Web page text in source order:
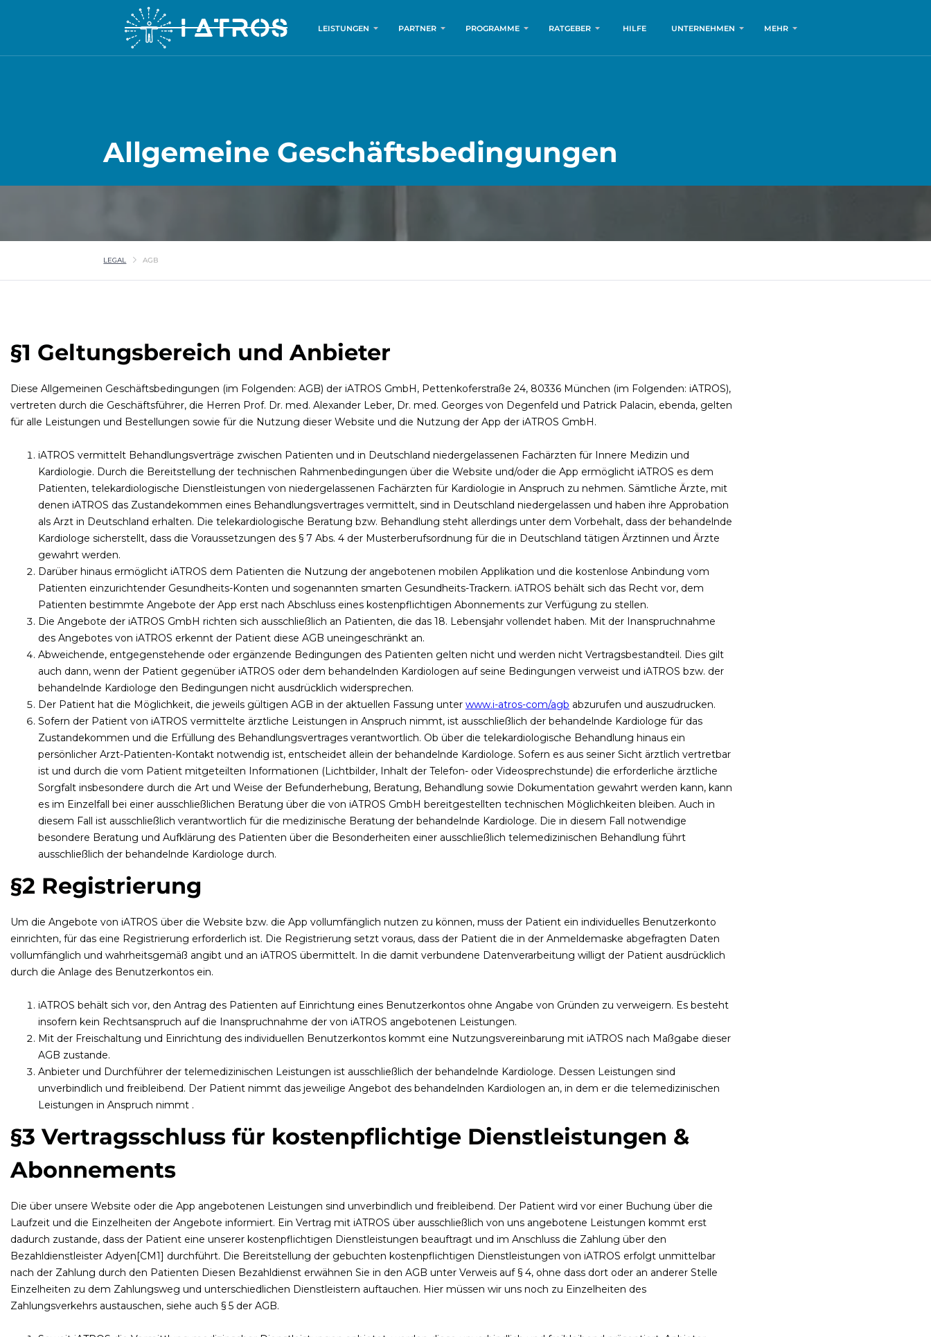
LEISTUNGEN PARTNER PROGRAMME RATGEBER HILFE UNTERNEHMEN MEHR
Allgemeine Geschäftsbedingungen
LEGAL AGB
§1 Geltungsbereich und Anbieter
Diese Allgemeinen Geschäftsbedingungen (im Folgenden: AGB) der iATROS GmbH, Pettenkoferstraße 24, 80336 München (im Folgenden: iATROS),
vertreten durch die Geschäftsführer, die Herren Prof. Dr. med. Alexander Leber, Dr. med. Georges von Degenfeld und Patrick Palacin, ebenda, gelten
für alle Leistungen und Bestellungen sowie für die Nutzung dieser Website und die Nutzung der App der iATROS GmbH.
iATROS vermittelt Behandlungsverträge zwischen Patienten und in Deutschland niedergelassenen Fachärzten für Innere Medizin und
Kardiologie. Durch die Bereitstellung der technischen Rahmenbedingungen über die Website und/oder die App ermöglicht iATROS es dem
Patienten, telekardiologische Dienstleistungen von niedergelassenen Fachärzten für Kardiologie in Anspruch zu nehmen. Sämtliche Ärzte, mit
denen iATROS das Zustandekommen eines Behandlungsvertrages vermittelt, sind in Deutschland niedergelassen und haben ihre Approbation
als Arzt in Deutschland erhalten. Die telekardiologische Beratung bzw. Behandlung steht allerdings unter dem Vorbehalt, dass der behandelnde
Kardiologe sicherstellt, dass die Voraussetzungen des § 7 Abs. 4 der Musterberufsordnung für die in Deutschland tätigen Ärztinnen und Ärzte
gewahrt werden.
Darüber hinaus ermöglicht iATROS dem Patienten die Nutzung der angebotenen mobilen Applikation und die kostenlose Anbindung vom
Patienten einzurichtender Gesundheits-Konten und sogenannten smarten Gesundheits-Trackern. iATROS behält sich das Recht vor, dem
Patienten bestimmte Angebote der App erst nach Abschluss eines kostenpflichtigen Abonnements zur Verfügung zu stellen.
Die Angebote der iATROS GmbH richten sich ausschließlich an Patienten, die das 18. Lebensjahr vollendet haben. Mit der Inanspruchnahme
des Angebotes von iATROS erkennt der Patient diese AGB uneingeschränkt an.
Abweichende, entgegenstehende oder ergänzende Bedingungen des Patienten gelten nicht und werden nicht Vertragsbestandteil. Dies gilt
auch dann, wenn der Patient gegenüber iATROS oder dem behandelnden Kardiologen auf seine Bedingungen verweist und iATROS bzw. der
behandelnde Kardiologe den Bedingungen nicht ausdrücklich widersprechen.
Der Patient hat die Möglichkeit, die jeweils gültigen AGB in der aktuellen Fassung unter www.i-atros-com/agb abzurufen und auszudrucken.
Sofern der Patient von iATROS vermittelte ärztliche Leistungen in Anspruch nimmt, ist ausschließlich der behandelnde Kardiologe für das
Zustandekommen und die Erfüllung des Behandlungsvertrages verantwortlich. Ob über die telekardiologische Behandlung hinaus ein
persönlicher Arzt-Patienten-Kontakt notwendig ist, entscheidet allein der behandelnde Kardiologe. Sofern es aus seiner Sicht ärztlich vertretbar
ist und durch die vom Patient mitgeteilten Informationen (Lichtbilder, Inhalt der Telefon- oder Videosprechstunde) die erforderliche ärztliche
Sorgfalt insbesondere durch die Art und Weise der Befunderhebung, Beratung, Behandlung sowie Dokumentation gewahrt werden kann, kann
es im Einzelfall bei einer ausschließlichen Beratung über die von iATROS GmbH bereitgestellten technischen Möglichkeiten bleiben. Auch in
diesem Fall ist ausschließlich verantwortlich für die medizinische Beratung der behandelnde Kardiologe. Die in diesem Fall notwendige
besondere Beratung und Aufklärung des Patienten über die Besonderheiten einer ausschließlich telemedizinischen Behandlung führt
ausschließlich der behandelnde Kardiologe durch.
§2 Registrierung
Um die Angebote von iATROS über die Website bzw. die App vollumfänglich nutzen zu können, muss der Patient ein individuelles Benutzerkonto
einrichten, für das eine Registrierung erforderlich ist. Die Registrierung setzt voraus, dass der Patient die in der Anmeldemaske abgefragten Daten
vollumfänglich und wahrheitsgemäß angibt und an iATROS übermittelt. In die damit verbundene Datenverarbeitung willigt der Patient ausdrücklich
durch die Anlage des Benutzerkontos ein.
iATROS behält sich vor, den Antrag des Patienten auf Einrichtung eines Benutzerkontos ohne Angabe von Gründen zu verweigern. Es besteht
insofern kein Rechtsanspruch auf die Inanspruchnahme der von iATROS angebotenen Leistungen.
Mit der Freischaltung und Einrichtung des individuellen Benutzerkontos kommt eine Nutzungsvereinbarung mit iATROS nach Maßgabe dieser
AGB zustande.
Anbieter und Durchführer der telemedizinischen Leistungen ist ausschließlich der behandelnde Kardiologe. Dessen Leistungen sind
unverbindlich und freibleibend. Der Patient nimmt das jeweilige Angebot des behandelnden Kardiologen an, in dem er die telemedizinischen
Leistungen in Anspruch nimmt .
§3 Vertragsschluss für kostenpflichtige Dienstleistungen &
Abonnements
Die über unsere Website oder die App angebotenen Leistungen sind unverbindlich und freibleibend. Der Patient wird vor einer Buchung über die
Laufzeit und die Einzelheiten der Angebote informiert. Ein Vertrag mit iATROS über ausschließlich von uns angebotene Leistungen kommt erst
dadurch zustande, dass der Patient eine unserer kostenpflichtigen Dienstleistungen beauftragt und im Anschluss die Zahlung über den
Bezahldienstleister Adyen[CM1] durchführt. Die Bereitstellung der gebuchten kostenpflichtigen Dienstleistungen von iATROS erfolgt unmittelbar
nach der Zahlung durch den Patienten Diesen Bezahldienst erwähnen Sie in den AGB unter Verweis auf § 4, ohne dass dort oder an anderer Stelle
Einzelheiten zu dem Zahlungsweg und unterschiedlichen Dienstleistern auftauchen. Hier müssen wir uns noch zu Einzelheiten des
Zahlungsverkehrs austauschen, siehe auch § 5 der AGB.